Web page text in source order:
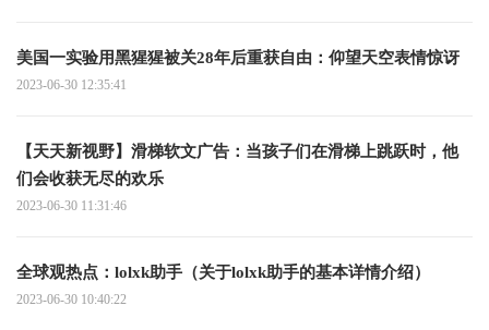
美国一实验用黑猩猩被关28年后重获自由：仰望天空表情惊讶
2023-06-30 12:35:41
【天天新视野】滑梯软文广告：当孩子们在滑梯上跳跃时，他
们会收获无尽的欢乐
2023-06-30 11:31:46
全球观热点：lolxk助手（关于lolxk助手的基本详情介绍）
2023-06-30 10:40:22